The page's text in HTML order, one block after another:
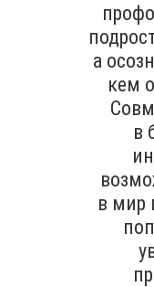
а
кем
в
в мир